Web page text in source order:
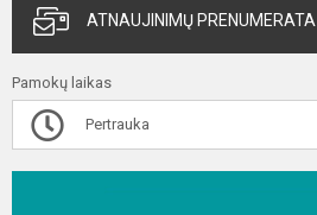
ATNAUJINIMŲ PRENUMERATA
Pamokų laikas
Pertrauka